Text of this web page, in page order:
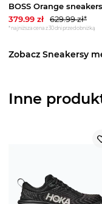
379.99 zł 629.99zł*
*najniższa cena z 30 dni przed obniżką
Zobacz Sneakersy
Inne